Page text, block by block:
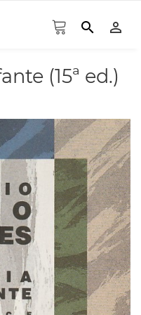
search person_outline
(15ª ed.)